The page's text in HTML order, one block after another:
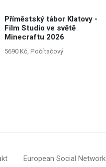
Příměstský tábor Klatovy -
Film Studio ve světě
Minecraftu 2026
5690 Kč, Počítačový
European Social Network